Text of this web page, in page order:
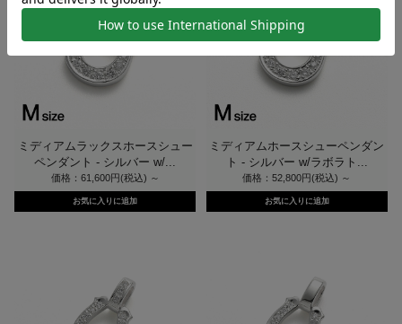
ミディアムラックスホースシュー
ペンダント - シルバー w/...
価格：61,600円(税込) ～
ミディアムホースシューペンダン
ト - シルバー w/ラボラト...
価格：52,800円(税込) ～